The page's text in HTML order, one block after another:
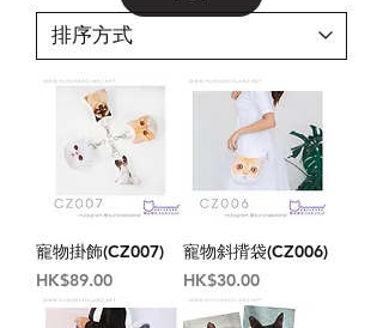
寵物掛飾(CZ007)
價格
HK$89.00
寵物斜揹袋(CZ006)
價格
HK$30.00